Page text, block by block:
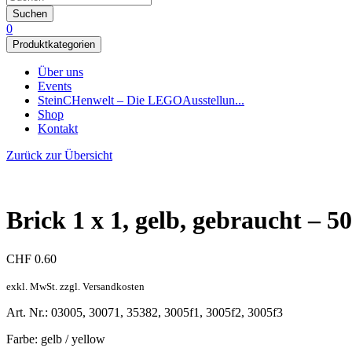
Suchen
0
Produktkategorien
Über uns
Events
SteinCHenwelt – Die LEGOAusstellun...
Shop
Kontakt
Zurück zur Übersicht
Brick 1 x 1, gelb, gebraucht –
CHF 0.60
exkl. MwSt. zzgl. Versandkosten
Art. Nr.: 03005, 30071, 35382, 3005f1, 3005f2, 3005f3
Farbe: gelb / yellow